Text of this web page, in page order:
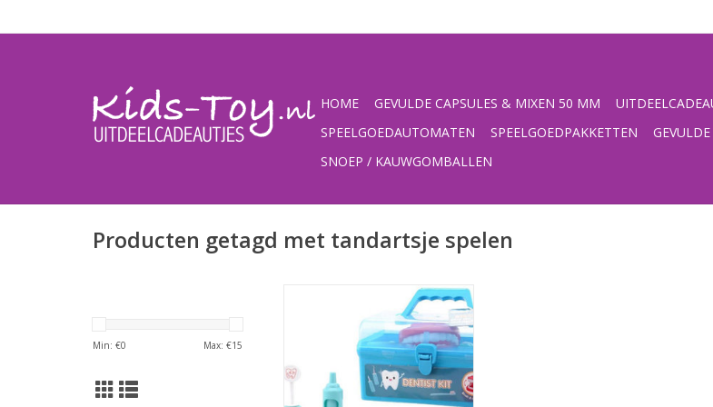
HOME GEVULDE CAPSULES & MIXEN 50 MM
SPEELGOEDAUTOMATEN
SPEELGOEDPAKKETTEN
SNOEP / KAUWGOMBALLEN
Producten getagd met tandartsje spelen
Min: €0 Max: €15
voor de kleine tandarts in spe,
een uitgebreide ,,tandarts set,, in
koffer
TOEVOEGEN AAN WINKELWAGEN